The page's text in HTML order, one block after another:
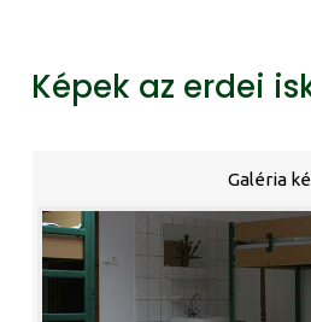
Képek az erdei
Galéria